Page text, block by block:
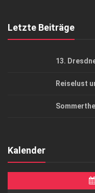
Letzte Beiträge
13.
Reiselust
Kalender